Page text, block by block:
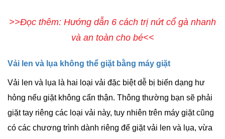
>>Đọc thêm: Hướng dẫn 6 cách trị nứt cổ gà nhanh
và an toàn cho bé<<
Vải len và lụa không thể giặt bằng máy giặt
Vải len và lụa là hai loại vải đặc biệt dễ bị biến dạng hư
hỏng nếu giặt không cẩn thận. Thông thường bạn sẽ phải
giặt tay riêng các loại vải này, tuy nhiên trên máy giặt cũng
có các chương trình dành riêng để giặt vải len và lụa, vừa